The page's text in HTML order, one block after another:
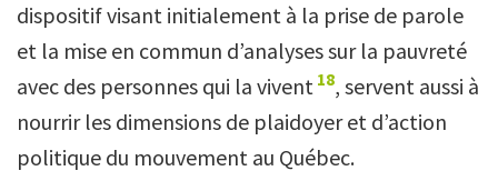
dispositif visant initialement à la prise de parole
et la mise en commun d’analyses sur la pauvreté
avec des personnes qui la vivent 18, servent aussi à
nourrir les dimensions de plaidoyer et d’action
politique du mouvement au Québec.